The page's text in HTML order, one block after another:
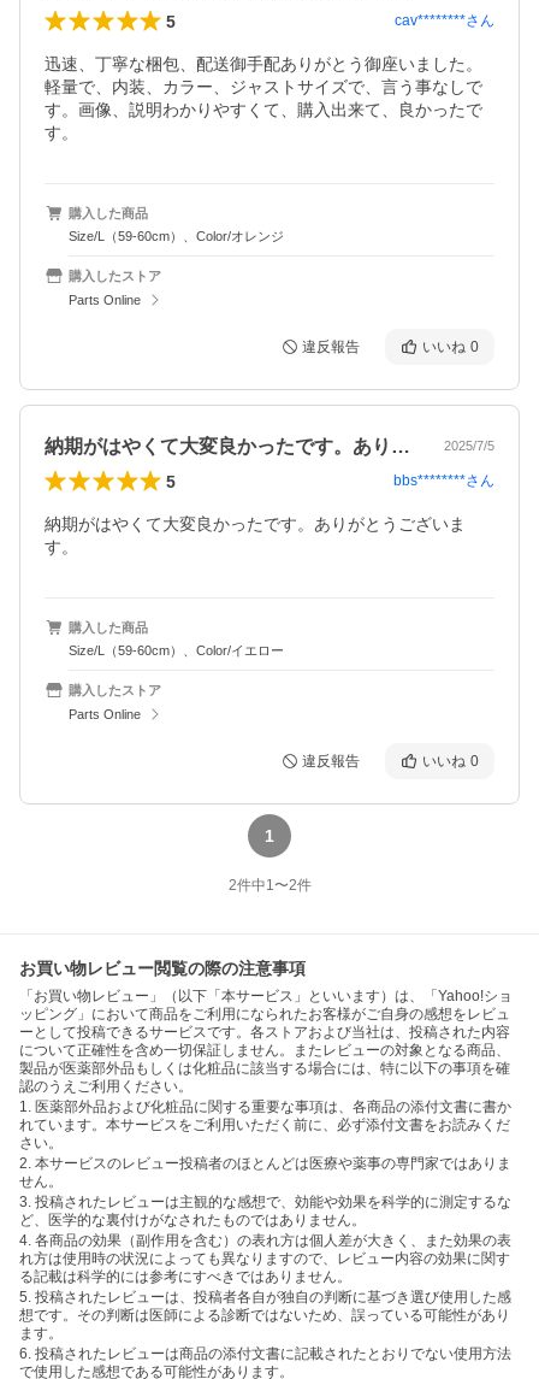
5 cav********さん
迅速、丁寧な梱包、配送御手配ありがとう御座いました。
軽量で、内装、カラー、ジャストサイズで、言う事なしで
す。画像、説明わかりやすくて、購入出来て、良かったで
す。
購入した商品
Size/L（59-60cm）、Color/オレンジ
購入したストア
Parts Online
違反報告 いいね 0
納期がはやくて大変良かったです。ありが… 2025/7/5
5 bbs********さん
納期がはやくて大変良かったです。ありがとうございま
す。
購入した商品
Size/L（59-60cm）、Color/イエロー
購入したストア
Parts Online
違反報告 いいね 0
1
2件中1〜2件
お買い物レビュー閲覧の際の注意事項
「お買い物レビュー」（以下「本サービス」といいます）は、「Yahoo!ショ
ッピング」において商品をご利用になられたお客様がご自身の感想をレビュ
ーとして投稿できるサービスです。各ストアおよび当社は、投稿された内容
について正確性を含め一切保証しません。またレビューの対象となる商品、
製品が医薬部外品もしくは化粧品に該当する場合には、特に以下の事項を確
認のうえご利用ください。
1. 医薬部外品および化粧品に関する重要な事項は、各商品の添付文書に書か
れています。本サービスをご利用いただく前に、必ず添付文書をお読みくだ
さい。
2. 本サービスのレビュー投稿者のほとんどは医療や薬事の専門家ではありま
せん。
3. 投稿されたレビューは主観的な感想で、効能や効果を科学的に測定するな
ど、医学的な裏付けがなされたものではありません。
4. 各商品の効果（副作用を含む）の表れ方は個人差が大きく、また効果の表
れ方は使用時の状況によっても異なりますので、レビュー内容の効果に関す
る記載は科学的には参考にすべきではありません。
5. 投稿されたレビューは、投稿者各自が独自の判断に基づき選び使用した感
想です。その判断は医師による診断ではないため、誤っている可能性があり
ます。
6. 投稿されたレビューは商品の添付文書に記載されたとおりでない使用方法
で使用した感想である可能性があります。